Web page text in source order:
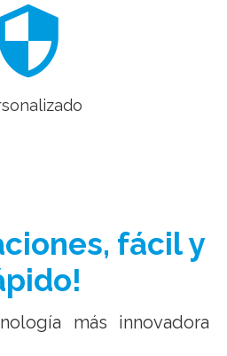
fácil y
más innovadora